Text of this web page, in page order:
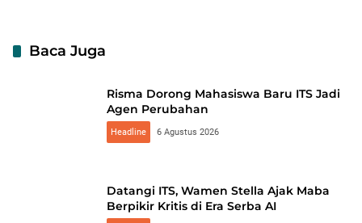
Baca Juga
Risma Dorong Mahasiswa Baru ITS Jadi
Agen Perubahan
Headline 6 Agustus 2026
Datangi ITS, Wamen Stella Ajak Maba
Berpikir Kritis di Era Serba AI